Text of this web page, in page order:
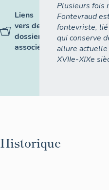
Liens
vers des
dossiers
associés
Plusieurs fois
Fontevraud
fontevriste,
qui conserve
allure
XVIIe-XIXe
Historique